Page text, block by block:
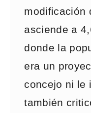
modificación
asciende a
donde la
era un
concejo ni le
también